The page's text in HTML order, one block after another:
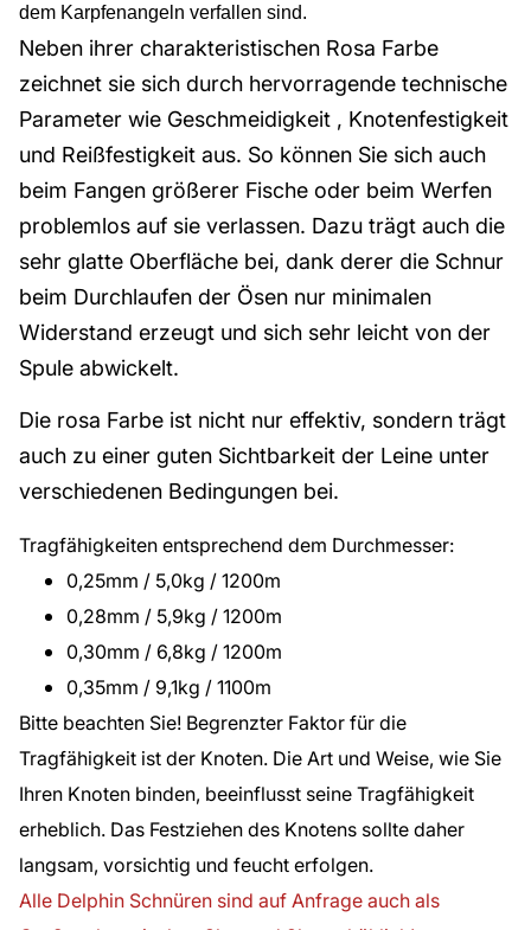
dem Karpfenangeln verfallen sind.
Neben ihrer charakteristischen Rosa Farbe
zeichnet sie sich durch hervorragende technische
Parameter wie Geschmeidigkeit , Knotenfestigkeit
und Reißfestigkeit aus. So können Sie sich auch
beim Fangen größerer Fische oder beim Werfen
problemlos auf sie verlassen. Dazu trägt auch die
sehr glatte Oberfläche bei, dank derer die Schnur
beim Durchlaufen der Ösen nur minimalen
Widerstand erzeugt und sich sehr leicht von der
Spule abwickelt.
Die rosa Farbe ist nicht nur effektiv, sondern trägt
auch zu einer guten Sichtbarkeit der Leine unter
verschiedenen Bedingungen bei.
Tragfähigkeiten entsprechend dem Durchmesser:
0,25mm / 5,0kg / 1200m
0,28mm / 5,9kg / 1200m
0,30mm / 6,8kg / 1200m
0,35mm / 9,1kg / 1100m
Bitte beachten Sie! Begrenzter Faktor für die
Tragfähigkeit ist der Knoten. Die Art und Weise, wie Sie
Ihren Knoten binden, beeinflusst seine Tragfähigkeit
erheblich. Das Festziehen des Knotens sollte daher
langsam, vorsichtig und feucht erfolgen.
Alle Delphin Schnüren sind auf Anfrage auch als